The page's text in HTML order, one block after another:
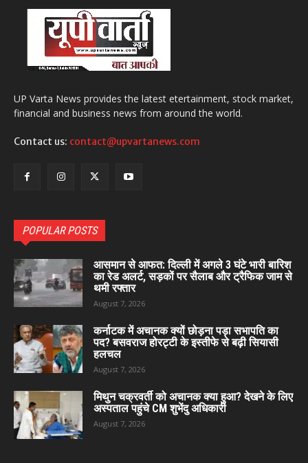
UP Varta News provides the latest etertainment, stock market,
financial and business news from around the world.
Contact us: contact@upvartanews.com
POPULAR POSTS
आसमान से आफत: दिल्ली में अगले 3 घंटे भारी बारिश
का रेड अलर्ट, सड़कों पर सैलाब और ट्रैफिक जाम से
थमी रफ्तार
August 7, 2026
कर्नाटक में अचानक क्यों छोड़ना पड़ा सभापति का
पद? बसवराज होरट्टी के इस्तीफे से बढ़ी सियासी
हलचल
August 7, 2026
मिथुन चक्रवर्ती को अचानक क्या हुआ? देखने के लिए
अस्पताल पहुंचे CM शुभेंदु अधिकारी
August 7, 2026